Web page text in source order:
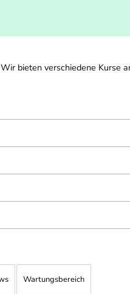
bieten verschiedene Kurse
Wartungsbereich